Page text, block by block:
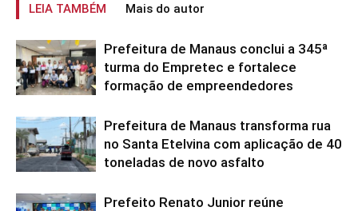
LEIA TAMBÉM Mais do autor
Prefeitura de Manaus conclui a 345ª
turma do Empretec e fortalece
formação de empreendedores
Prefeitura de Manaus transforma rua
no Santa Etelvina com aplicação de 40
toneladas de novo asfalto
Prefeito Renato Junior reúne